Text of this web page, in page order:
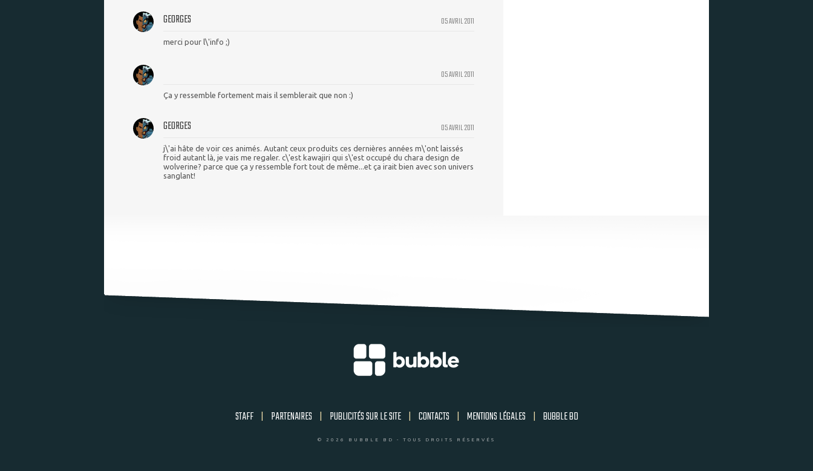
05 AVRIL 2011
GEORGES
merci pour l\'info ;)
05 AVRIL 2011
Ça y ressemble fortement mais il semblerait que non :)
05 AVRIL 2011
GEORGES
j\'ai hâte de voir ces animés. Autant ceux produits ces dernières années m\'ont laissés
froid autant là, je vais me regaler. c\'est kawajiri qui s\'est occupé du chara design de
wolverine? parce que ça y ressemble fort tout de même...et ça irait bien avec son univers
sanglant!
STAFF | PARTENAIRES | PUBLICITÉS SUR LE SITE | CONTACTS | MENTIONS LÉGALES | BUBBLE BD
© 2026 BUBBLE BD - TOUS DROITS RÉSERVÉS